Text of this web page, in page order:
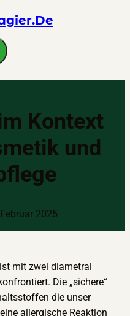
Kontext
und
2025
mit zwei diametral
Die „sichere“
die unser
allergische Reaktion